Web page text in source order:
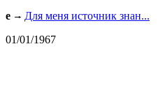
e
Для меня источник знан...
01/01/1967